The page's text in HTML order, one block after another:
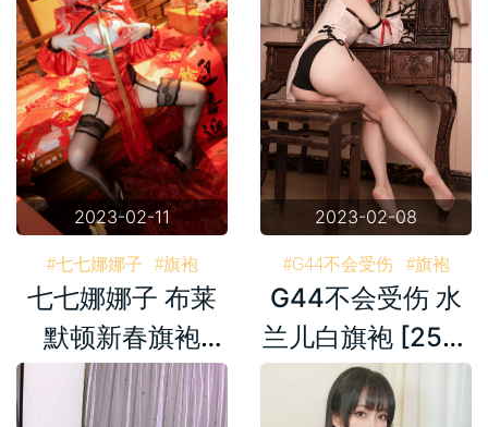
2023-02-11
#七七娜娜子 #旗袍
#娜娜 #布莱默顿
七七娜娜子 布莱
默顿新春旗袍
[108P6V-
770MB]
2023-02-08
#G44不会受伤 #旗袍
G44不会受伤 水
兰儿白旗袍 [25P-
300MB]